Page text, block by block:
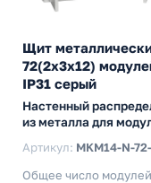
Щит
72(2х3х12)
IP31 серый
Настенный
из металла для
Артикул: MKM14-N-
Общее число модулей